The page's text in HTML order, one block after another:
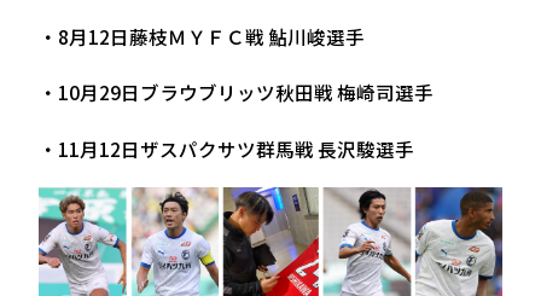
・8月12日藤枝ＭＹＦＣ戦 鮎川峻選手
・10月29日ブラウブリッツ秋田戦 梅崎司選手
・11月12日ザスパクサツ群馬戦 長沢駿選手